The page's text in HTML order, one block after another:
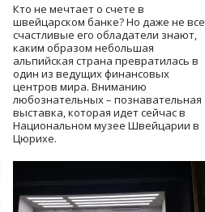
Кто не мечтает о счете в
швейцарском банке? Но даже не все
счастливые его обладатели знают,
каким образом небольшая
альпийская страна превратилась в
один из ведущих финансовых
центров мира. Вниманию
любознательных – познавательная
выставка, которая идет сейчас в
Национальном музее Швейцарии в
Цюрихе.